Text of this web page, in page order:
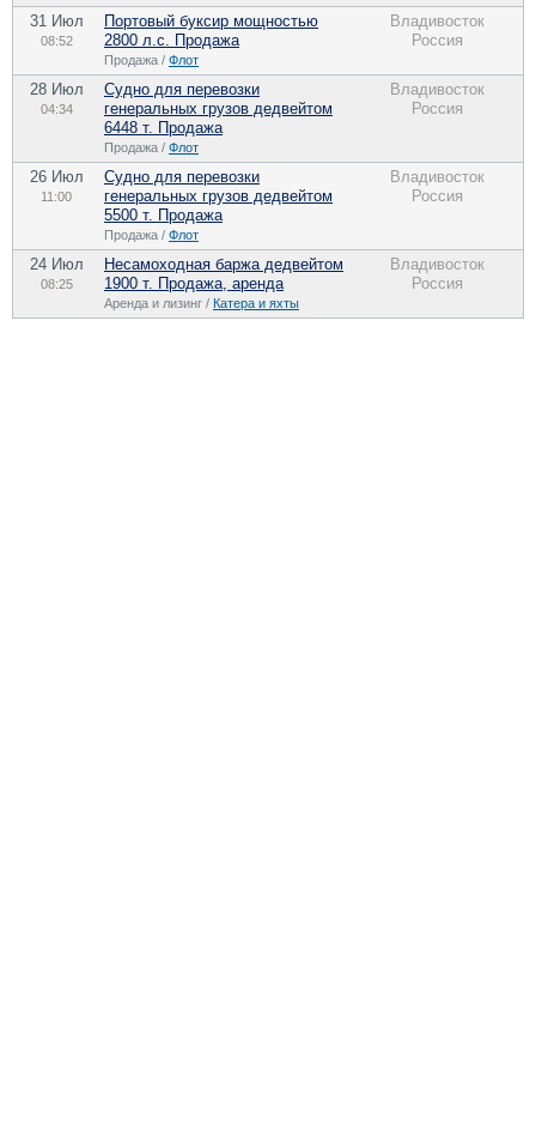
31 Июл
08:52
Портовый буксир мощностью
2800 л.с. Продажа
Продажа / Флот
Владивосток
Россия
28 Июл
04:34
Судно для перевозки
генеральных грузов дедвейтом
6448 т. Продажа
Продажа / Флот
Владивосток
Россия
26 Июл
11:00
Судно для перевозки
генеральных грузов дедвейтом
5500 т. Продажа
Продажа / Флот
Владивосток
Россия
24 Июл
08:25
Несамоходная баржа дедвейтом
1900 т. Продажа, аренда
Аренда и лизинг / Катера и яхты
Владивосток
Россия